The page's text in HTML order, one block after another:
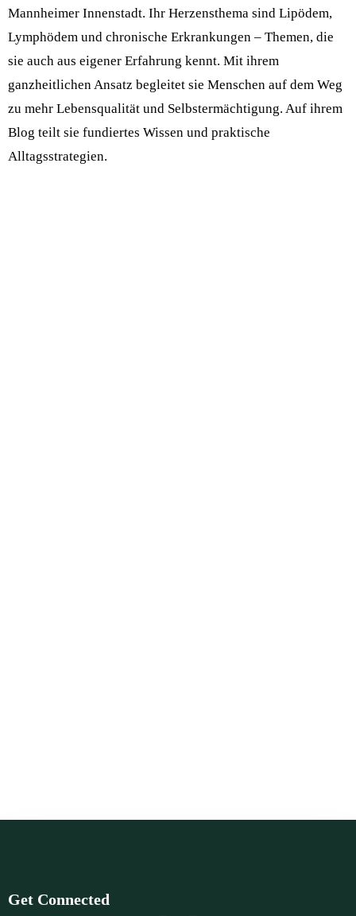
Mannheimer Innenstadt. Ihr Herzensthema sind Lipödem,
Lymphödem und chronische Erkrankungen – Themen, die
sie auch aus eigener Erfahrung kennt. Mit ihrem
ganzheitlichen Ansatz begleitet sie Menschen auf dem Weg
zu mehr Lebensqualität und Selbstermächtigung. Auf ihrem
Blog teilt sie fundiertes Wissen und praktische
Alltagsstrategien.
Get Connected